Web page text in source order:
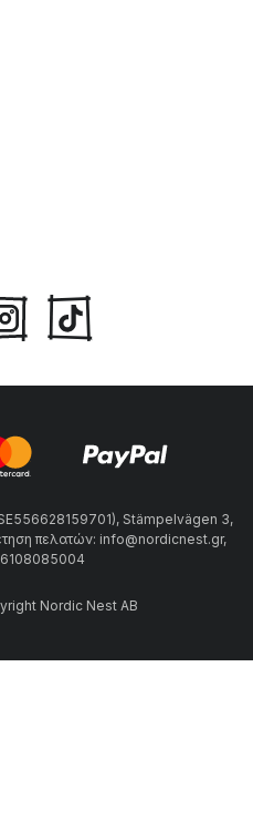
Stämpelvägen 3,
πελατών: info@nordicnest.gr,
Nordic Nest AB